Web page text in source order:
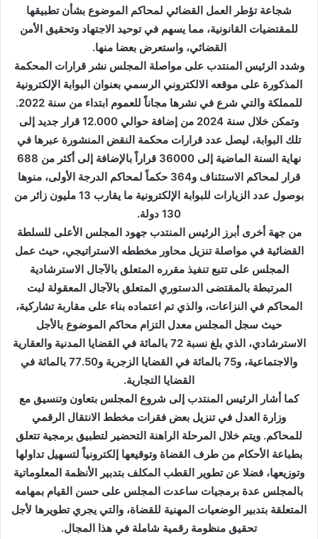
شجاعة تؤطر العمل القضائي لمحاكم الموضوع بشأن تطبيقها
للمقتضيات القانونية، مما يسهم في توحيد الاجتهاد وتحقيق الأمن
القضائي، واستعرض بعضا منها.
وشدد الرئيس المنتدب على مواصلة المجلس نشر قرارات المحكمة
المذكورة على موقعه الالكتروني الرسمي بعنوان البوابة الإلكترونية
للمملكة والتي شرع في نشرها مجاناً للعموم ابتداء من سنة 2022.
وتمكن خلال سنة 2024 من إضافة حوالي 12.000 قرار جديد إلى
تلك البوابة، ليصل عدد قرارات محكمة النقض المنشورة عبرها في
نهاية السنة الماضية إلى 36000 قراراً بالإضافة إلى أكثر من 688
قرار لمحاكم الاستئناف و364 حكماً لمحاكم الدرجة الأولى، منوها
بوصول عدد الزيارات للبوابة الإلكترونية ما يقارب 13 مليون زائر من
130 دولة.
من جهة أخرى أبرز الرئيس المنتدب جهود المجلس الأعلى للسلطة
القضائية في مواصلة تنزيل محاور مخططه الاستراتيجي، حيث عمل
المجلس على تتبع تنفيذ مقرره المتعلق بالآجال الاسترشادية
المرتبطة بالمقتضى الدستوري المتعلق بالآجال المعقولة لبت
المحاكم في النزاعات، والذي تم اعتماده بناء على مقاربة تشاركية،
حيث سجل المجلس معدل التزام محاكم الموضوع بالأجل
الاسترشادي، الذي بلغ نسبة 72 بالمائة في القضايا المدنية والعقارية
والاجتماعية، و75 بالمائة في القضايا الزجرية و77.50 بالمائة في
القضايا التجارية.
كما أشار الرئيس المنتدب إلى شروع المجلس بتعاون وتنسيق مع
وزارة العدل في تنزيل بعض فقرات مخطط الانتقال الرقمي
للمحاكم. ويتم خلال المرحلة الراهنة التحضير لتطبيق برمجية تتعلق
بطباعة الأحكام من طرف القضاة وتوقيعها إلكترونياً لتسهيل تداولها
وتوزيعها، فضلا عن تطوير القطب المكلف بتدبير الأنظمة المعلوماتية
بالمجلس عدة برمجيات ساعدت المجلس على حسن القيام بمهامه
المتعلقة بتدبير الوضعيات المهنية للقضاة، والتي يجري تطويرها لأجل
تحقيق منظومة رقمية شاملة في هذا المجال.